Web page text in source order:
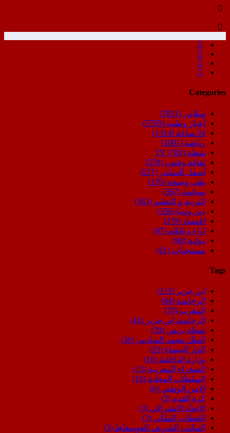
Categories
سلايدر (7831)
أخبار وطنية (5705)
24 ساعة
(1314)
رياضة (1001)
شعلة TV (709)
ثقافة وفنون (578)
أسفل السليدر (527)
طب وصحة (376)
سياسة (367)
التربية و التعليم (363)
دين ودنيا (356)
اقتصاد (278)
اراء و اقلام (97)
دولية (90)
مستجدات (61)
Tags
ابن جرير (113)
الرحامنة (94)
المغرب (79)
الرحامنة ابن جرير (41)
شعلة بريس (39)
الملك محمد السادس (26)
الدار البيضاء (23)
وزارة الداخلية (16)
الصحراء المغربية (13)
السلطات المحلية (10)
الامن الوطني (6)
كرة القدم (5)
الاتحاد الاشتراكي (3)
الخطاب الملكي (3)
المكتب الشريف للفوسفاط (3)